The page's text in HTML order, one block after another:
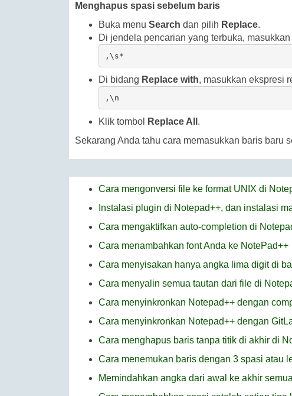
Menghapus spasi sebelum baris
Buka menu Search dan pilih Replace.
Di jendela pencarian yang terbuka,
,\s*
Di bidang Replace with, masukkan ekspresi
,\n
Klik tombol Replace All .
Sekarang Anda tahu cara memasukkan baris baru
Cara mengonversi file ke format UNIX di
Instalasi plugin di Notepad++, dan instalasi
Cara mengaktifkan auto-completion di
Cara menambahkan font Anda ke NotePad++
Cara menyisakan hanya angka lima digit di
Cara menyalin semua tautan dari file di
Cara menyinkronkan Notepad++ dengan
Cara menyinkronkan Notepad++ dengan
Cara menghapus baris tanpa titik di akhir di
Cara menemukan baris dengan 3 spasi atau
Memindahkan angka dari awal ke akhir